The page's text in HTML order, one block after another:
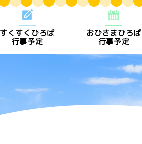
すくすくひろば
行事予定
おひさまひろば
行事予定